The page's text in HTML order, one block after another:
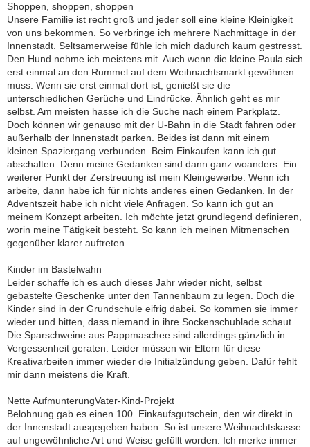
Shoppen, shoppen, shoppen
Unsere Familie ist recht groß und jeder soll eine kleine Kleinigkeit
von uns bekommen. So verbringe ich mehrere Nachmittage in der
Innenstadt. Seltsamerweise fühle ich mich dadurch kaum gestresst.
Den Hund nehme ich meistens mit. Auch wenn die kleine Paula sich
erst einmal an den Rummel auf dem Weihnachtsmarkt gewöhnen
muss. Wenn sie erst einmal dort ist, genießt sie die
unterschiedlichen Gerüche und Eindrücke. Ähnlich geht es mir
selbst. Am meisten hasse ich die Suche nach einem Parkplatz.
Doch können wir genauso mit der U-Bahn in die Stadt fahren oder
außerhalb der Innenstadt parken. Beides ist dann mit einem
kleinen Spaziergang verbunden. Beim Einkaufen kann ich gut
abschalten. Denn meine Gedanken sind dann ganz woanders. Ein
weiterer Punkt der Zerstreuung ist mein Kleingewerbe. Wenn ich
arbeite, dann habe ich für nichts anderes einen Gedanken. In der
Adventszeit habe ich nicht viele Anfragen. So kann ich gut an
meinem Konzept arbeiten. Ich möchte jetzt grundlegend definieren,
worin meine Tätigkeit besteht. So kann ich meinen Mitmenschen
gegenüber klarer auftreten.
Kinder im Bastelwahn
Leider schaffe ich es auch dieses Jahr wieder nicht, selbst
gebastelte Geschenke unter den Tannenbaum zu legen. Doch die
Kinder sind in der Grundschule eifrig dabei. So kommen sie immer
wieder und bitten, dass niemand in ihre Sockenschublade schaut.
Die Sparschweine aus Pappmaschee sind allerdings gänzlich in
Vergessenheit geraten. Leider müssen wir Eltern für diese
Kreativarbeiten immer wieder die Initialzündung geben. Dafür fehlt
mir dann meistens die Kraft.
Nette AufmunterungVater-Kind-Projekt
Belohnung gab es einen 100  Einkaufsgutschein, den wir direkt in
der Innenstadt ausgegeben haben. So ist unsere Weihnachtskasse
auf ungewöhnliche Art und Weise gefüllt worden. Ich merke immer